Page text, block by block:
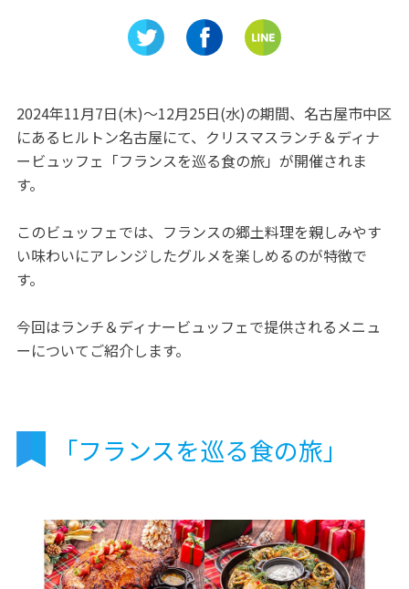
2024年11月7日(木)～12月25日(水)の期間、名古屋市中区
にあるヒルトン名古屋にて、クリスマスランチ＆ディナ
ービュッフェ「フランスを巡る食の旅」が開催されま
す。
このビュッフェでは、フランスの郷土料理を親しみやす
い味わいにアレンジしたグルメを楽しめるのが特徴で
す。
今回はランチ＆ディナービュッフェで提供されるメニュ
ーについてご紹介します。
「フランスを巡る食の旅」